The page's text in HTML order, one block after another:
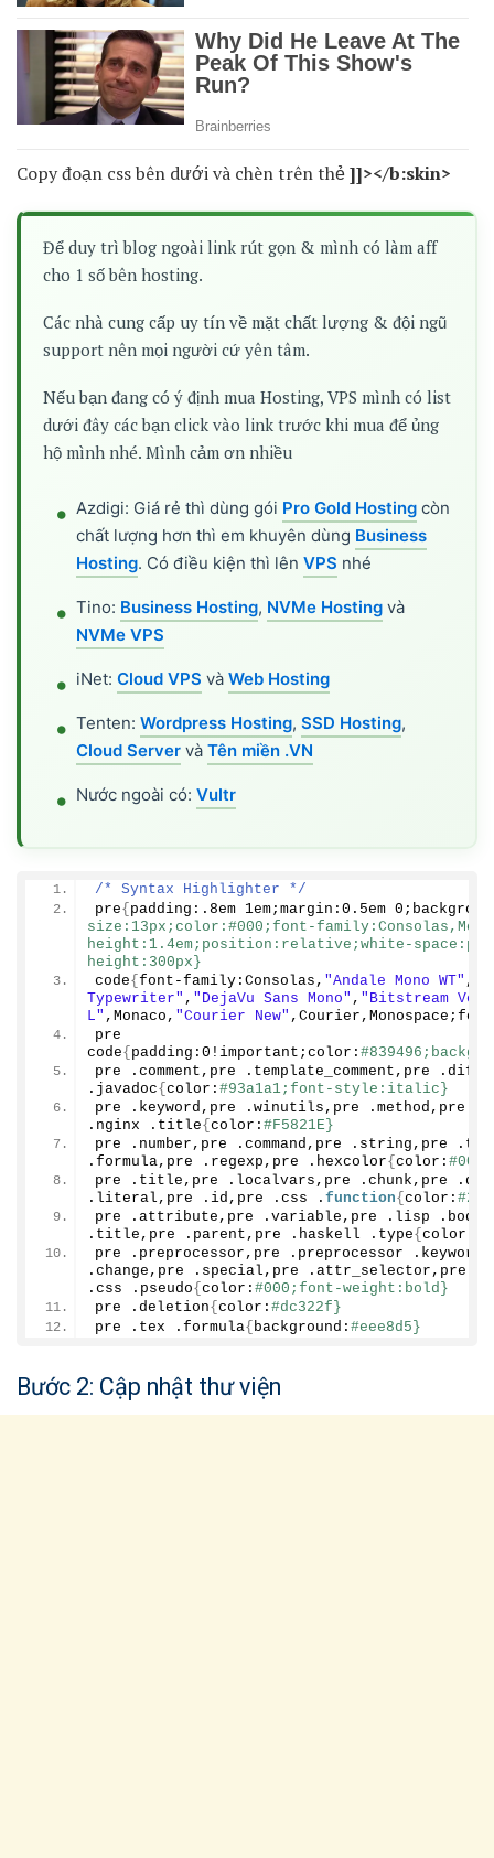
Copy đoạn css bên dưới và chèn trên thẻ]]></b:skin>
Để duy trì blog ngoài link rút gọn & mình có làm aff
cho 1 số bên hosting.
Các nhà cung cấp uy tín về mặt chất lượng & đội ngũ
support nên mọi người cứ yên tâm.
Nếu bạn đang có ý định mua Hosting, VPS mình có list
dưới đây các bạn click vào link trước khi mua để ủng
hộ mình nhé. Mình cảm ơn nhiều
Azdigi: Giá rẻ thì dùng gói Pro Gold Hosting còn
chất lượng hơn thì em khuyên dùng Business
Hosting. Có điều kiện thì lên VPS nhé
Tino: Business Hosting, NVMe Hosting và
NVMe VPS
iNet: Cloud VPS và Web Hosting
Tenten: Wordpress Hosting, SSD Hosting,
Cloud Server và Tên miền .VN
Nước ngoài có: Vultr
/* Syntax Highlighter */
pre{ padding: .8em 1em;margin: 0.5em 0
size:13px;color:#000;font-
height:1.4em;position:relative;white-
height:300px}
code{ font-family:Consolas, "Andale Mono WT" ,
Typewriter" , "DejaVu Sans Mono" , "Bitstream Vera
L" ,Monaco, "Courier New"
pre
code{ padding: 0 !important;color:
pre .comment,pre .template_comment,pre
.javadoc{ color: #93a1a1;font-style:italic}
pre .keyword,pre .winutils,pre .method,pre
.nginx .title{ color: #F5821E}
pre .number,pre .command,pre .string,pre
.formula,pre .regexp,pre .hexcolor{ color:
pre .title,pre .localvars,pre .chunk,pre
.literal,pre .id,pre .css . function{ color:
pre .attribute,pre .variable,pre .lisp
.title,pre .parent,pre .haskell .type{ color:
pre .preprocessor,pre .preprocessor
.change,pre .special,pre .attr_selector,pre
.css .pseudo{ color: #000;font-weight:bold}
pre .deletion{ color: #dc322f}
pre .tex .formula{ background: #eee8d5}
Bước 2: Cập nhật thư viện